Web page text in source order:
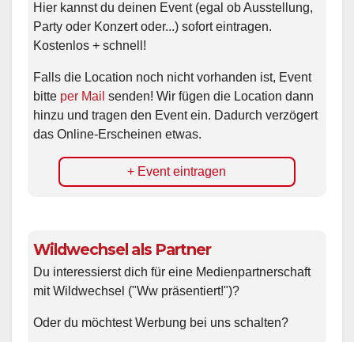
Hier kannst du deinen Event (egal ob Ausstellung,
Party oder Konzert oder...) sofort eintragen.
Kostenlos + schnell!
Falls die Location noch nicht vorhanden ist, Event
bitte per Mail senden! Wir fügen die Location dann
hinzu und tragen den Event ein. Dadurch verzögert
das Online-Erscheinen etwas.
+ Event eintragen
Wildwechsel als Partner
Du interessierst dich für eine Medienpartnerschaft
mit Wildwechsel ("Ww präsentiert!")?
Oder du möchtest Werbung bei uns schalten?